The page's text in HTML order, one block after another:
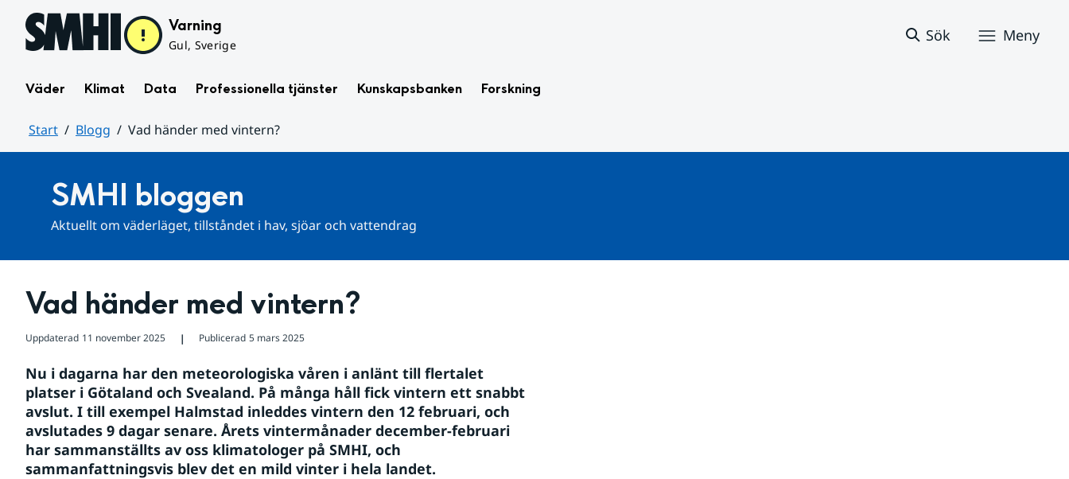
Hoppa till sidans innehåll Varning
Gul, Sverige
Sök Meny
Väder Klimat Data Professionella tjänster Kunskapsbanken Forskning
Start Blogg
Vad händer med vintern?
SMHI bloggen
Aktuellt om väderläget, tillståndet i hav, sjöar och vattendrag
Vad händer med vintern?
Uppdaterad 11 november 2025 ❘ Publicerad 5 mars 2025
Nu i dagarna har den meteorologiska våren i anlänt till flertalet
platser i Götaland och Svealand. På många håll fick vintern ett snabbt
avslut. I till exempel Halmstad inleddes vintern den 12 februari, och
avslutades 9 dagar senare. Årets vintermånader december-februari
har sammanställts av oss klimatologer på SMHI, och
sammanfattningsvis blev det en mild vinter i hela landet.